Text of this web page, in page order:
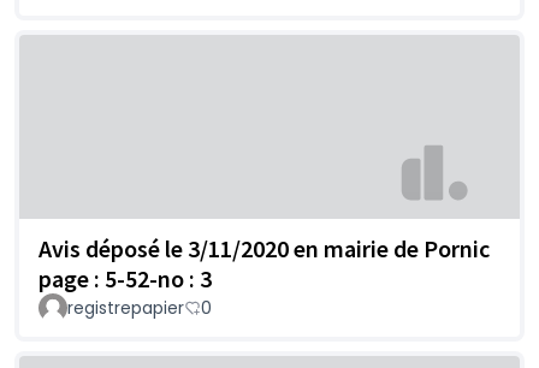
Avis déposé le 3/11/2020 en mairie de Pornic
page : 5-52-no : 3
registrepapier 0